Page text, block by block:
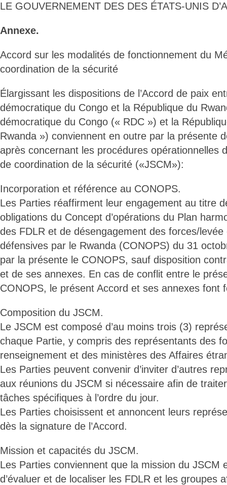
LE GOUVERNEMENT DES DES ÉTATS-UNIS
Annexe.
Accord sur les modalités de fonctionnement du
coordination de la sécurité
Élargissant les dispositions de l’Accord de paix
démocratique du Congo et la République du
démocratique du Congo (« RDC ») et la
Rwanda ») conviennent en outre par la présente
après concernant les procédures opérationnelles
de coordination de la sécurité («JSCM»):
Incorporation et référence au CONOPS.
Les Parties réaffirment leur engagement au titre
obligations du Concept d’opérations du Plan
des FDLR et de désengagement des forces/levée
défensives par le Rwanda (CONOPS) du 31
par la présente le CONOPS, sauf disposition
et de ses annexes. En cas de conflit entre le
CONOPS, le présent Accord et ses annexes font
Composition du JSCM.
Le JSCM est composé d’au moins trois (3)
chaque Partie, y compris des représentants des
renseignement et des ministères des Affaires
Les Parties peuvent convenir d’inviter d’autres
aux réunions du JSCM si nécessaire afin de
tâches spécifiques à l’ordre du jour.
Les Parties choisissent et annoncent leurs
dès la signature de l’Accord.
Mission et capacités du JSCM.
Les Parties conviennent que la mission du JSCM
d’évaluer et de localiser les FDLR et les groupes